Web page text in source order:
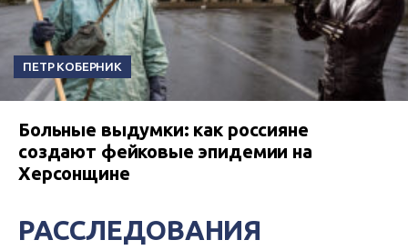
ПЕТР КОБЕРНИК
Больные выдумки: как россияне
создают фейковые эпидемии на
Херсонщине
РАССЛЕДОВАНИЯ